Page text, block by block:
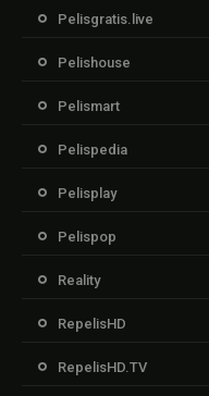
Pelisgratis.live
Pelishouse
Pelismart
Pelispedia
Pelisplay
Pelispop
Reality
RepelisHD
RepelisHD.TV